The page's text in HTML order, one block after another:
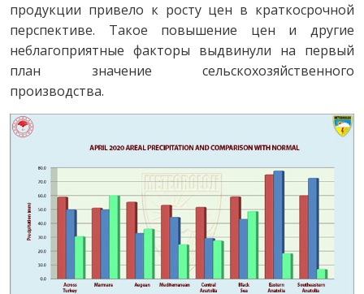
продукции привело к росту цен в краткосрочной
перспективе. Такое повышение цен и другие
неблагоприятные факторы выдвинули на первый
план значение сельскохозяйственного
производства.